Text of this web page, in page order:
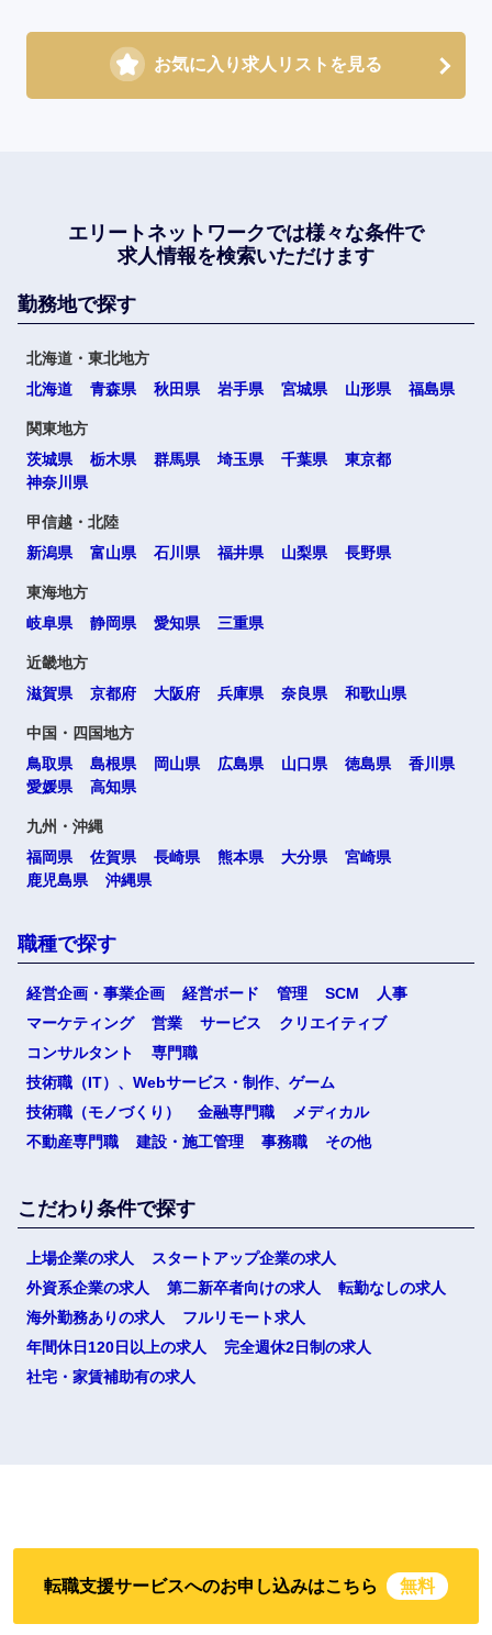
お気に入り求人リストを見る
エリートネットワークでは様々な条件で
求人情報を検索いただけます
勤務地で探す
北海道・東北地方
北海道
青森県 秋田県 岩手県 宮城県 山形県 福島県
関東地方
茨城県
栃木県 群馬県 埼玉県 千葉県
東京都
神奈川県
甲信越・北陸
新潟県
富山県 石川県 福井県 山梨県 長野県
東海地方
岐阜県
静岡県 愛知県 三重県
近畿地方
滋賀県
京都府 大阪府 兵庫県 奈良県 和歌山県
中国・四国地方
鳥取県
島根県 岡山県 広島県 山口県 徳島県
香川県
愛媛県
高知県
九州・沖縄
福岡県
佐賀県 長崎県 熊本県 大分県
宮崎県
鹿児島県
沖縄県
職種で探す
経営企画・事業企画 経営ボード 管理 SCM
人事
マーケティング
営業 サービス
クリエイティブ
コンサルタント
専門職
技術職（IT）、Webサービス・制作、ゲーム
技術職（モノづくり）
金融専門職
メディカル
不動産専門職
建設・施工管理 事務職 その他
こだわり条件で探す
上場企業の求人
スタートアップ企業の求人
外資系企業の求人
第二新卒者向けの求人
転勤なしの求人
海外勤務ありの求人
フルリモート求人
年間休日120日以上の求人
完全週休2日制の求人
社宅・家賃補助有の求人
転職支援サービスへのお申し込みはこちら 無料